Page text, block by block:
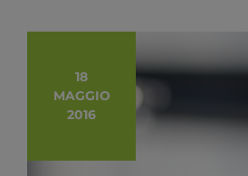
18
MAGGIO
2016